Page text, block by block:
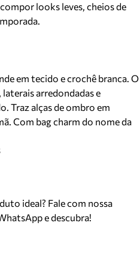
looks leves, cheios de
em tecido e crochê branca. O
arredondadas e
Traz alças de ombro em
Com bag charm do nome da
ideal? Fale com nossa
e descubra!